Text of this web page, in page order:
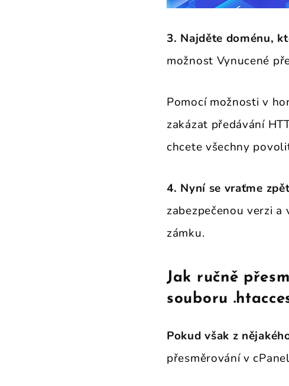
3. Najděte doménu,
možnost Vynucené
Pomocí možnosti v
zakázat předávání
chcete všechny
4. Nyní se vraťme
zabezpečenou verzi
zámku.
Jak ručně
souboru
Pokud však z
přesměrování v